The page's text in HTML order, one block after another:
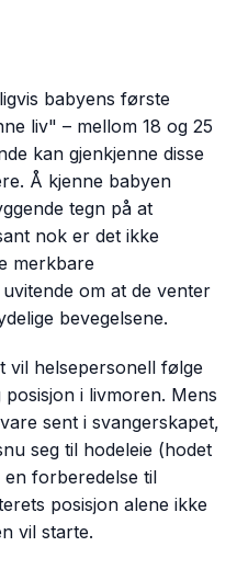
babyens første
liv" – mellom 18 og 25
kan gjenkjenne disse
Å kjenne babyen
tegn på at
nok er det ikke
merkbare
om at de venter
bevegelsene.
vil helsepersonell følge
i livmoren. Mens
sent i svangerskapet,
seg til hodeleie (hodet
forberedelse til
posisjon alene ikke
vil starte.